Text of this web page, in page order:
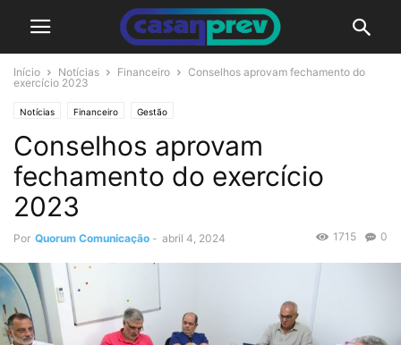
Início Notícias Financeiro
Conselhos aprovam fechamento do
exercício 2023
Notícias Financeiro Gestão
Conselhos aprovam
fechamento do exercício
2023
Por Quorum Comunicação - abril 4, 2024 0
1715